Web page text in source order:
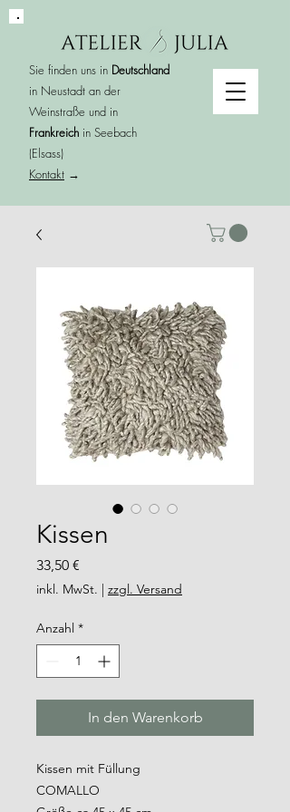
Sie finden uns in Deutschland
in Neustadt an der
Weinstraße und in
Frankreich in Seebach
(Elsass)
Kontakt →
Kissen
33,50 €
inkl. MwSt. | zzgl. Versand
Anzahl *
In den Warenkorb
Kissen mit Füllung
COMALLO